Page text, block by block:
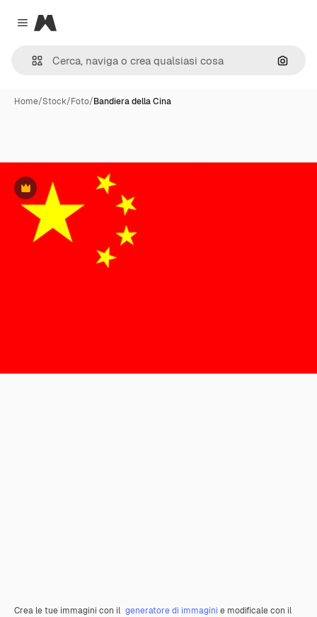
Close menu
Magnific
Cerca
Home/Stock/Foto/Bandiera della Cina
Premium
Crea le tue immagini con il generatore di immagini e modificale con il